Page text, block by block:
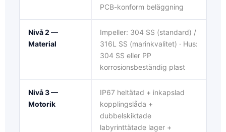
PCB-konform beläggning
Nivå 2 —
Material
Impeller: 304 SS (standard) /
316L SS (marinkvalitet) · Hus:
304 SS eller PP
korrosionsbeständig plast
Nivå 3 —
Motorik
IP67 heltätad + inkapslad
kopplingslåda +
dubbelskiktade
labyrinttätade lager +